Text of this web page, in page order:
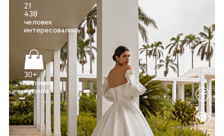
21
438
человек
интересовались
30+
человек